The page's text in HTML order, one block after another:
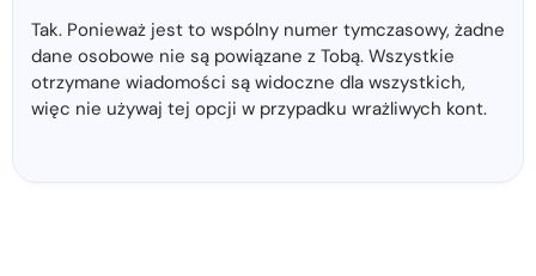
Tak. Ponieważ jest to wspólny numer tymczasowy, żadne
dane osobowe nie są powiązane z Tobą. Wszystkie
otrzymane wiadomości są widoczne dla wszystkich,
więc nie używaj tej opcji w przypadku wrażliwych kont.